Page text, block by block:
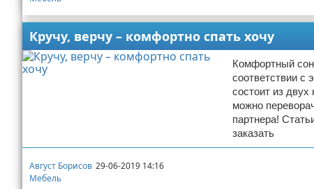
Кручу, верчу – комфортно спать хочу
Комфортный
соответствии с
состоит из
можно
партнера!
заказать
Август Борисов 29-06-2019 14:16
Мебель